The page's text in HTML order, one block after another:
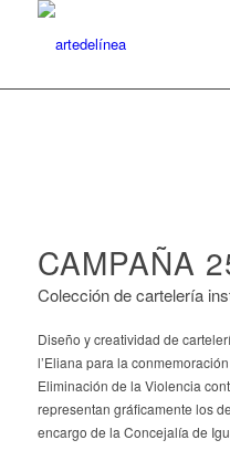
CAMPAÑA
Colección de cartelería
Diseño y creatividad de
l’Eliana para la
Eliminación de la Violencia
representan gráficamente los
encargo de la Concejalía de